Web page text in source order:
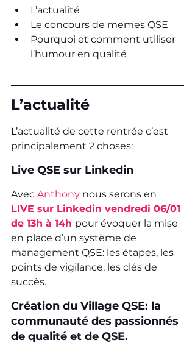
L’actualité
Le concours de memes QSE
Pourquoi et comment utiliser
l’humour en qualité
L’actualité
L’actualité de cette rentrée c’est
principalement 2 choses:
Live QSE sur Linkedin
Avec Anthony nous serons en
LIVE sur Linkedin vendredi 06/01
de 13h à 14h pour évoquer la mise
en place d’un système de
management QSE: les étapes, les
points de vigilance, les clés de
succès.
Création du Village QSE: la
communauté des passionnés
de qualité et de QSE.